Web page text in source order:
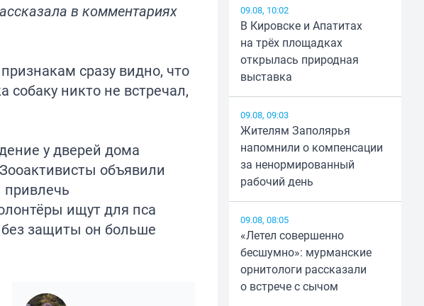
в комментариях
сразу видно, что
никто не встречал,
у дверей дома
объявили
ищут для пса
защиты он больше
09.08, 10:02
В Кировске и Апатитах
на трёх площадках
открылась природная
выставка
09.08, 09:03
Жителям Заполярья
напомнили о компенсации
за ненормированный
рабочий день
09.08, 08:05
«Летел совершенно
бесшумно»: мурманские
орнитологи рассказали
о встрече с сычом